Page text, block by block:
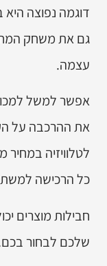
דוגמה נפוצה
גם את משחק
עצמה.
אפשר למשל
את ההרכבה על
לטלוויזיה
כל הרכישה
חבילות מוצרים
שלכם לבחור